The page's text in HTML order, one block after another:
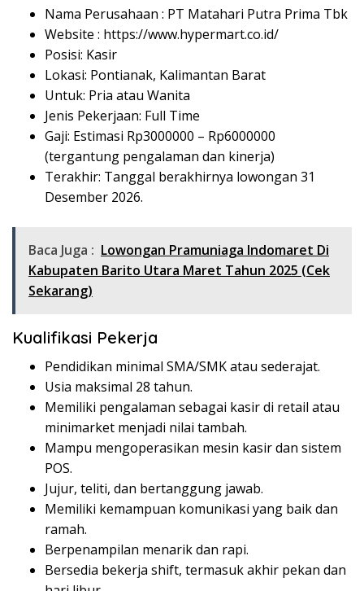
Nama Perusahaan : PT Matahari Putra Prima Tbk
Website : https://www.hypermart.co.id/
Posisi: Kasir
Lokasi: Pontianak, Kalimantan Barat
Untuk: Pria atau Wanita
Jenis Pekerjaan: Full Time
Gaji: Estimasi Rp3000000 – Rp6000000
(tergantung pengalaman dan kinerja)
Terakhir: Tanggal berakhirnya lowongan 31
Desember 2026.
Baca Juga : Lowongan Pramuniaga Indomaret Di
Kabupaten Barito Utara Maret Tahun 2025 (Cek
Sekarang)
Kualifikasi Pekerja
Pendidikan minimal SMA/SMK atau sederajat.
Usia maksimal 28 tahun.
Memiliki pengalaman sebagai kasir di retail atau
minimarket menjadi nilai tambah.
Mampu mengoperasikan mesin kasir dan sistem
POS.
Jujur, teliti, dan bertanggung jawab.
Memiliki kemampuan komunikasi yang baik dan
ramah.
Berpenampilan menarik dan rapi.
Bersedia bekerja shift, termasuk akhir pekan dan